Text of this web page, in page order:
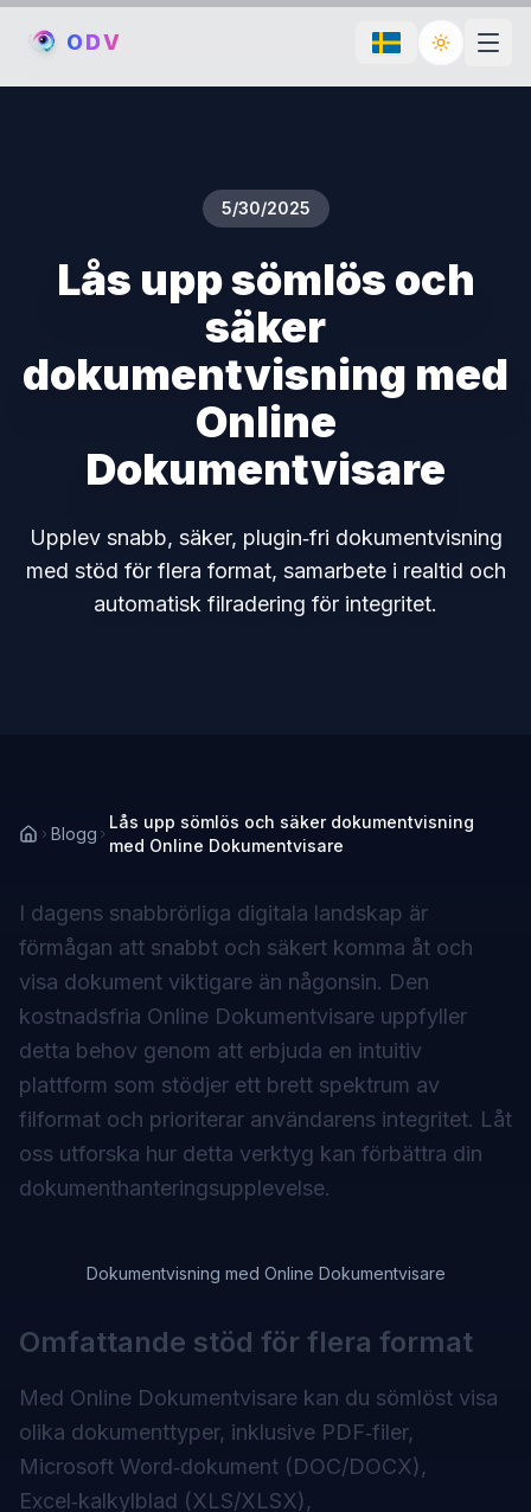
ODV Toggle
5/30/2025
Lås upp sömlös och
säker
dokumentvisning med
Online
Dokumentvisare
Upplev snabb, säker, plugin‑fri dokumentvisning
med stöd för flera format, samarbete i realtid och
automatisk filradering för integritet.
Blogg
Lås upp sömlös och säker dokumentvisning
med Online Dokumentvisare
I dagens snabbrörliga digitala landskap är
förmågan att snabbt och säkert komma åt och
visa dokument viktigare än någonsin. Den
kostnadsfria Online Dokumentvisare uppfyller
detta behov genom att erbjuda en intuitiv
plattform som stödjer ett brett spektrum av
filformat och prioriterar användarens integritet. Låt
oss utforska hur detta verktyg kan förbättra din
dokumenthanteringsupplevelse.
Dokumentvisning med Online Dokumentvisare
Omfattande stöd för flera format
Med Online Dokumentvisare kan du sömlöst visa
olika dokumenttyper, inklusive PDF‑filer,
Microsoft Word‑dokument (DOC/DOCX),
Excel‑kalkylblad (XLS/XLSX),